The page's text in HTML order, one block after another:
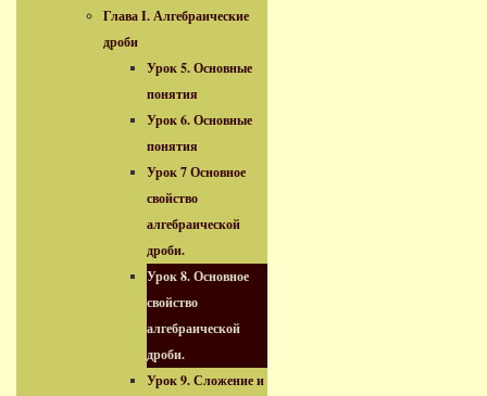
Глава I. Алгебраические
дроби
Урок 5. Основные
понятия
Урок 6. Основные
понятия
Урок 7 Основное
свойство
алгебраической
дроби.
Урок 8. Основное
свойство
алгебраической
дроби.
Урок 9. Сложение и